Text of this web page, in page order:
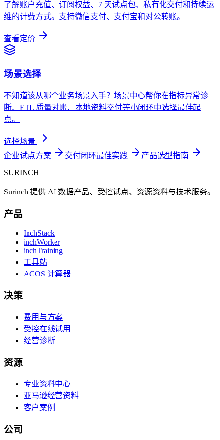
了解账户充值、订阅权益、7 天试点包、私有化交付和持续运
维的计费方式。支持微信支付、支付宝和对公转账。
查看定价
场景选择
不知道该从哪个业务场景入手？场景中心帮你在指标异常诊
断、ETL 质量对账、本地资料交付等小闭环中选择最佳起
点。
选择场景
企业试点方案
交付闭环最佳实践 产品选型指南
SURINCH
Surinch 提供 AI 数据产品、受控试点、资源资料与技术服务。
产品
InchStack
inchWorker
inchTraining
工具站
ACOS 计算器
决策
费用与方案
受控在线试用
经营诊断
资源
专业资料中心
亚马逊经营资料
客户案例
公司